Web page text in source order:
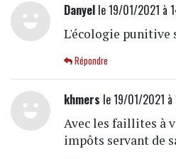
Danyelle 19/01/2021 à
L'écologie punitive
Répondre
khmers le 19/01/2021 à
Avec les faillites à
impôts servant de